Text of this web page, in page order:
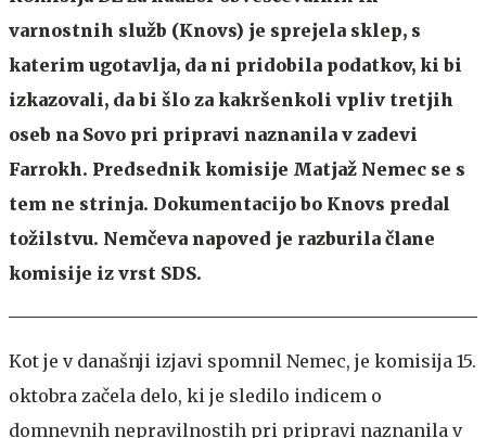
varnostnih služb (Knovs) je sprejela sklep, s
katerim ugotavlja, da ni pridobila podatkov, ki bi
izkazovali, da bi šlo za kakršenkoli vpliv tretjih
oseb na Sovo pri pripravi naznanila v zadevi
Farrokh. Predsednik komisije Matjaž Nemec se s
tem ne strinja. Dokumentacijo bo Knovs predal
tožilstvu. Nemčeva napoved je razburila člane
komisije iz vrst SDS.
Kot je v današnji izjavi spomnil Nemec, je komisija 15.
oktobra začela delo, ki je sledilo indicem o
domnevnih nepravilnostih pri pripravi naznanila v